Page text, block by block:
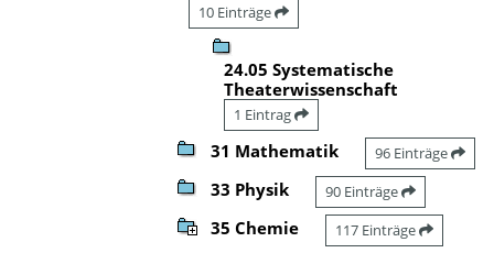
10 Einträge
24.05 Systematische
Theaterwissenschaft
1 Eintrag
31 Mathematik 96 Einträge
33 Physik 90 Einträge
35 Chemie 117 Einträge